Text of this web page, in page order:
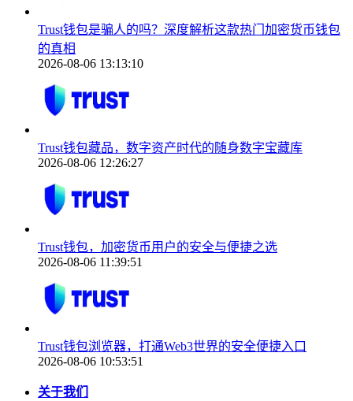
Trust钱包是骗人的吗？深度解析这款热门加密货币钱包
的真相
2026-08-06 13:13:10
Trust钱包藏品，数字资产时代的随身数字宝藏库
2026-08-06 12:26:27
Trust钱包，加密货币用户的安全与便捷之选
2026-08-06 11:39:51
Trust钱包浏览器，打通Web3世界的安全便捷入口
2026-08-06 10:53:51
关于我们